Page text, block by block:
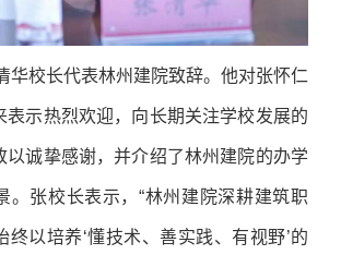
华校长代表林州建院致辞。他对张怀仁
表示热烈欢迎，向长期关注学校发展的
以诚挚感谢，并介绍了林州建院的办学
。张校长表示，“林州建院深耕建筑职
终以培养‘懂技术、善实践、有视野’的